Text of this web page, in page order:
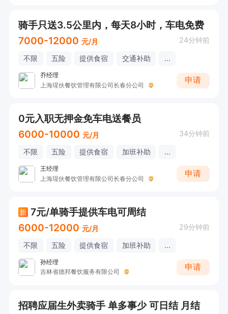
骑手只送3.5公里内，每天8小时，车电免费
7000-12000 元/月 24分钟前
不限 五险 提供食宿 交通补助 ...
乔经理
上海瑆伙餐饮管理有限公司长春分公司
申请
0元入职无押金免车电送餐员
6000-10000 元/月 34分钟前
不限 五险 提供食宿 加班补助 ...
王经理
上海瑆伙餐饮管理有限公司长春分公司
申请
新 7元/单骑手提供车电可周结
6000-12000 元/月 29分钟前
不限 五险 提供食宿 加班补助 ...
孙经理
吉林省德邦餐饮服务有限公司
申请
招聘应届生外卖骑手 单多事少 可日结 月结